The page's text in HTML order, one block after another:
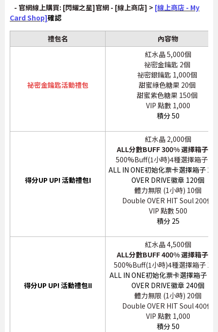
- 官網線上購買: [閃耀之星]官網 - [線上商店] > [線上商店 - My
Card Shop]確認
禮包名 內容物
祕密金鑰匙活動禮包
紅水晶 5,000個
祕密金鑰匙 2個
祕密銀鑰匙 1,000個
甜蜜綠色糖果 20個
甜蜜紫色糖果 150個
VIP 點數 1,000
積分 50
得分UP UP! 活動禮包I
紅水晶 2,000個
ALL分數BUFF 300% 選擇箱子 8
500%Buff(1小時)4種選擇箱子 8
ALL IN ONE初始化票卡選擇箱子
OVER DRIVE徽章 120個
體力無限 (1小時) 10個
Double OVER HIT Soul 200個
VIP 點數 500
積分 25
得分UP UP! 活動禮包II
紅水晶 4,500個
ALL分數BUFF 400% 選擇箱子 8
500%Buff(1小時)4種選擇箱子 16
ALL IN ONE初始化票卡選擇箱子
OVER DRIVE徽章 240個
體力無限 (1小時) 20個
Double OVER HIT Soul 400個
VIP 點數 1,000
積分 50